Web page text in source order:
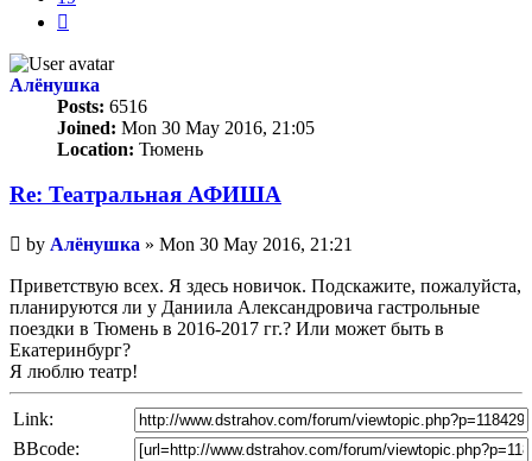
Алёнушка
Posts: 6516
Joined: Mon 30 May 2016, 21:05
Location: Тюмень
Re: Театральная АФИША
Unread
post
by Алёнушка » Mon 30 May 2016, 21:21
Приветствую всех. Я здесь новичок. Подскажите, пожалуйста,
планируются ли у Даниила Александровича гастрольные
поездки в Тюмень в 2016-2017 гг.? Или может быть в
Екатеринбург?
Я люблю театр!
Link:
BBcode: